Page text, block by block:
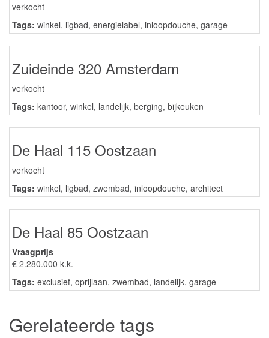
verkocht
Tags: winkel, ligbad, energielabel, inloopdouche, garage
Zuideinde 320 Amsterdam
verkocht
Tags: kantoor, winkel, landelijk, berging, bijkeuken
De Haal 115 Oostzaan
verkocht
Tags: winkel, ligbad, zwembad, inloopdouche, architect
De Haal 85 Oostzaan
Vraagprijs
€ 2.280.000 k.k.
Tags: exclusief, oprijlaan, zwembad, landelijk, garage
Gerelateerde tags